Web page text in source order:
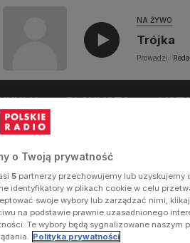
NA ŻYWO
Trójka
Prowadzi:
PLAYLISTA
o Twoją prywatność
5 partnerzy przechowujemy lub
identyfikatory w plikach cookie w celu
swoje wybory lub zarządzać nimi,
na podstawie prawnie uzasadnionego
Te wybory będą sygnalizowane naszym
Polityka prywatności